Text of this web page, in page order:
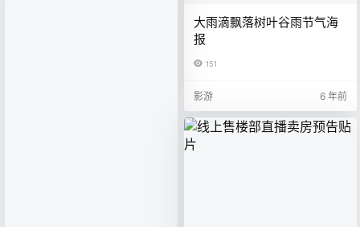
大雨滴飘落树叶谷雨节气海
报
151
影游 6 年前